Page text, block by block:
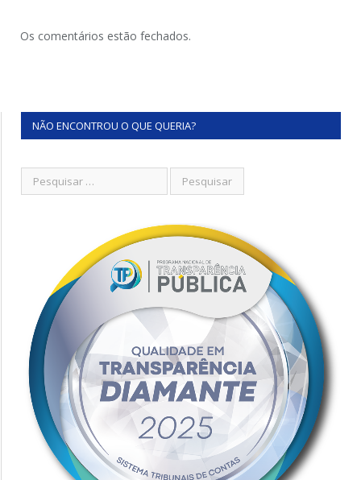
Os comentários estão fechados.
NÃO ENCONTROU O QUE QUERIA?